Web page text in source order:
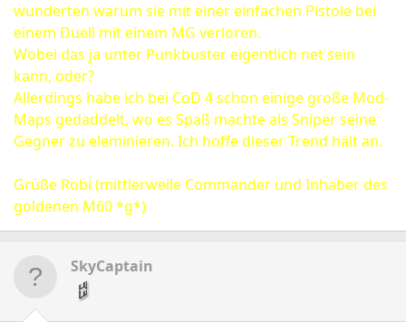
wunderten warum sie mit einer einfachen Pistole bei
einem Duell mit einem MG verloren.
Wobei das ja unter Punkbuster eigentlich net sein
kann, oder?
Allerdings habe ich bei CoD 4 schon einige große Mod-
Maps gedaddelt, wo es Spaß machte als Sniper seine
Gegner zu eleminieren. Ich hoffe dieser Trend hält an.
Grüße Robi (mittlerweile Commander und Inhaber des
goldenen M60 *g*)
SkyCaptain